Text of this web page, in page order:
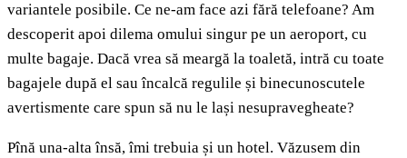
variantele posibile. Ce ne-am face azi fără telefoane? Am
descoperit apoi dilema omului singur pe un aeroport, cu
multe bagaje. Dacă vrea să meargă la toaletă, intră cu toate
bagajele după el sau încalcă regulile și binecunoscutele
avertismente care spun să nu le lași nesupravegheate?
Pînă una-alta însă, îmi trebuia și un hotel. Văzusem din